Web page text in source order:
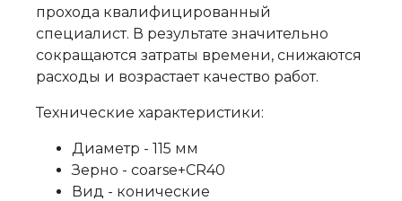
прохода квалифицированный
специалист. В результате значительно
сокращаются затраты времени, снижаются
расходы и возрастает качество работ.
Технические характеристики:
Диаметр - 115 мм
Зерно - coarse+CR40
Вид - конические